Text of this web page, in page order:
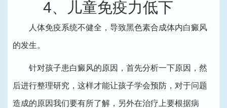
4、儿童免疫力低下
人体免疫系统不健全，导致黑色素合成体内白癜风
的发生。
针对孩子患白癜风的原因，首先分析一下原因，然
后进行整理研究，这样才能让孩子学会预防，对于问题
造成的原因我们要有所了解，另外在治疗上要根据病